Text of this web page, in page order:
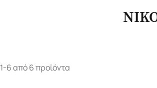
1-6 από 6 προϊόντα